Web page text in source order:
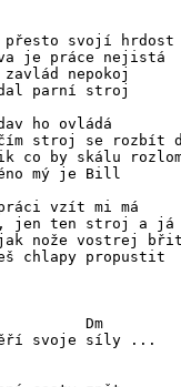
přesto svojí hrdost
je práce nejistá
nepokoj
parní stroj
ho ovládá
stroj se rozbít
co by skálu
mý je Bill
vzít mi má
jen ten stroj a já
nože vostrej
chlapy propustit
Dm
svoje síly ...